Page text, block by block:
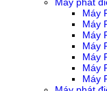
Máy
Máy
Máy
Máy
Máy
Máy
Máy